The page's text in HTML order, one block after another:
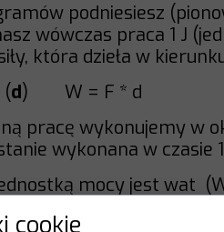
podniesiesz
wówczas praca 1 J
która dzieła w
d) W = F * d
pracę wykonujemy w
wykonana w czasie
mocy jest wat
uproszczeniu możemy
cookie